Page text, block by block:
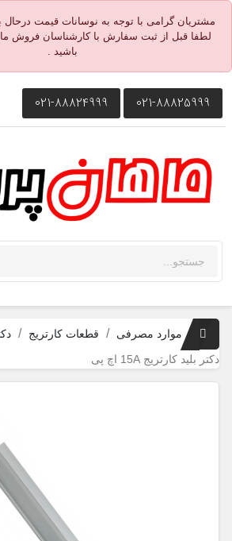
مشتریان گرامی با توجه به نوسانات قیمت
لطفا قبل از ثبت سفارش با کارشناسان فروش
باشید .
021-88825999
021-88824999
موارد مصرفی قطعات کارتریج
دکتر بلید کارتریج 15A اچ پی